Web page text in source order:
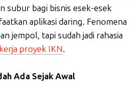
subur bagi bisnis esek-esek
aplikasi daring. Fenomena
jempol, tapi sudah jadi rahasia
proyek IKN.
Ada Sejak Awal